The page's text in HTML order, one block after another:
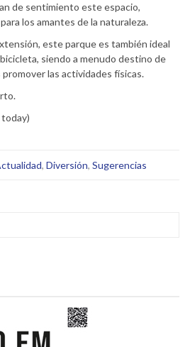
de sentimiento este espacio,
los amantes de la naturaleza.
este parque es también ideal
siendo a menudo destino de
las actividades físicas.
, Diversión, Sugerencias